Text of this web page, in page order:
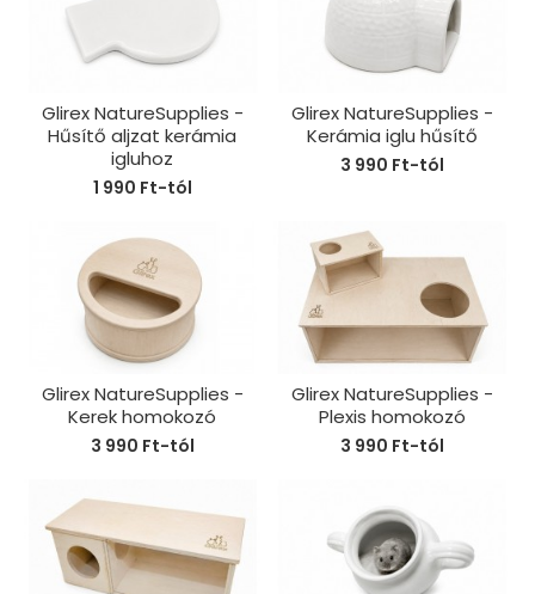
Glirex NatureSupplies -
Hűsítő aljzat kerámia
igluhoz
1 990 Ft-tól
Glirex NatureSupplies -
Kerámia iglu hűsítő
3 990 Ft-tól
Glirex NatureSupplies -
Kerek homokozó
3 990 Ft-tól
Glirex NatureSupplies -
Plexis homokozó
3 990 Ft-tól